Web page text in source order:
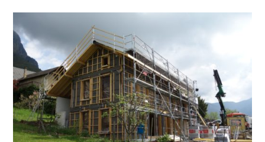
Programme
:
Isolation,
Étanchéité
À
L’air
Et
VMC
Double-
Flux…